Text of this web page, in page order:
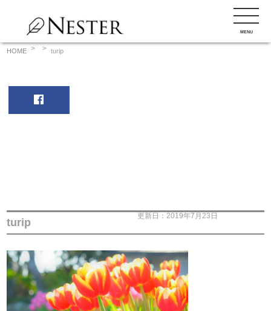
ン
MENU
HOME turip
更新日：2019年7月23日
turip